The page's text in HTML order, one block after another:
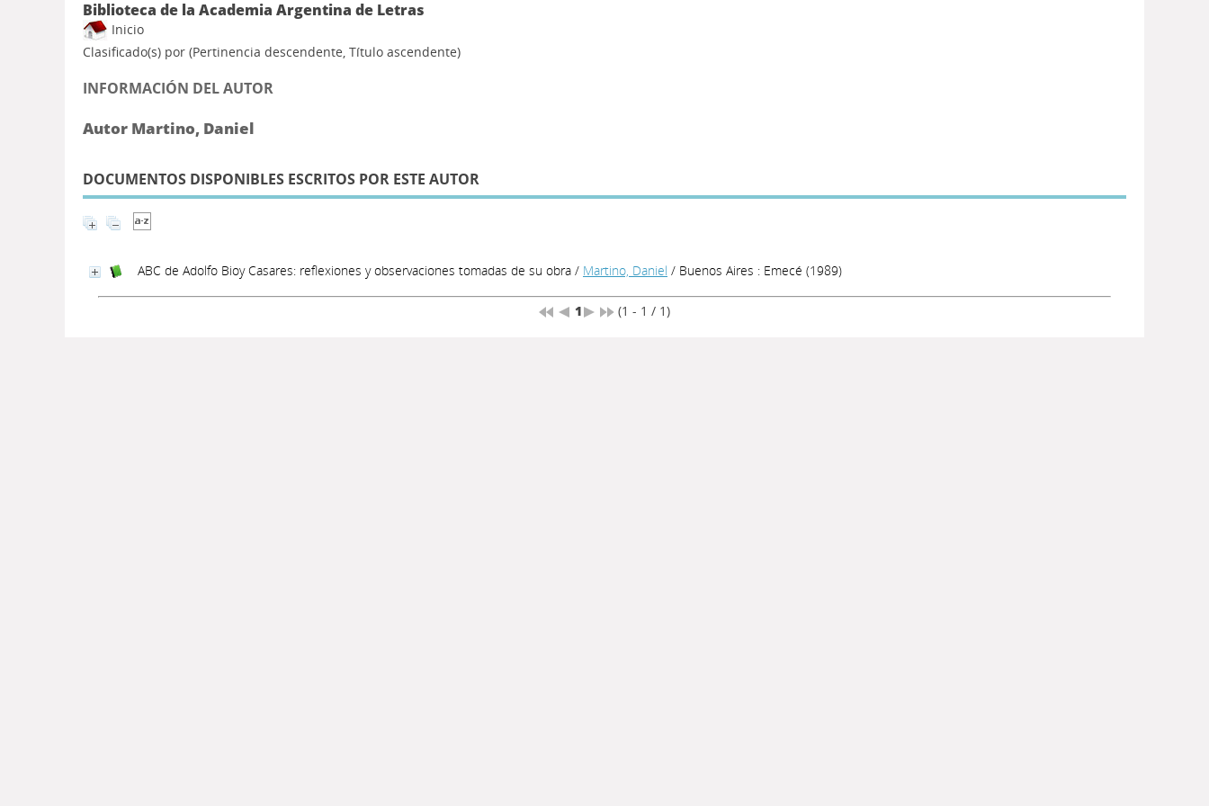
Biblioteca de la Academia Argentina de Letras
Inicio
Clasificado(s) por (Pertinencia descendente, Título ascendente)
INFORMACIÓN DEL AUTOR
Autor Martino, Daniel
DOCUMENTOS DISPONIBLES ESCRITOS POR ESTE AUTOR
ABC de Adolfo Bioy Casares: reflexiones y observaciones tomadas de su obra / Martino, Daniel / Buenos Aires : Emecé (1989)
1 (1 - 1 / 1)